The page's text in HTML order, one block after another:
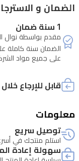
10،
13،
16،
19
ملم)
الضمان و
1 سنة ضمان
مقدم بواسطة نوال
الضمان سنة كاملة
قابل للإرجاع خلال 3 أيام
معلومات
توصيل سريع
استلم منتجك في
سهولة إعادة